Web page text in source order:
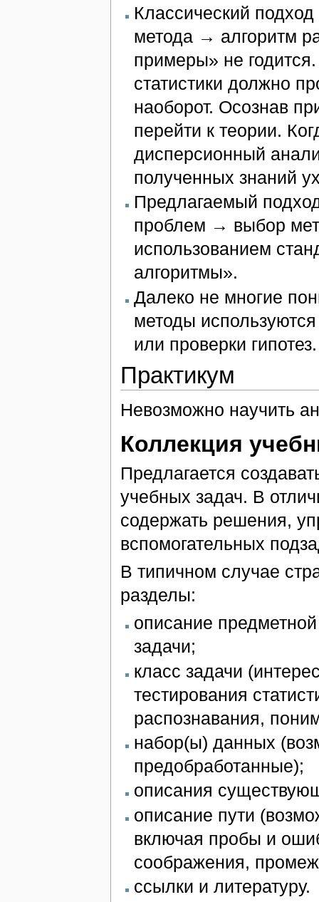
Классический
метода → алгоритм
примеры» не
статистики должно
наоборот. Осознав
перейти к теории.
дисперсионный
полученных знаний
Предлагаемый
проблем → выбор
использованием
алгоритмы».
Далеко не многие
методы
или проверки гипотез.
Практикум
Невозможно научить
Коллекция
Предлагается
учебных задач. В
содержать решения,
вспомогательных
В типичном случае
разделы:
описание
задачи;
класс задачи
тестирования
распознавания,
набор(ы) данных
предобработанные);
описания
описание пути
включая пробы и
соображения,
ссылки и литературу.